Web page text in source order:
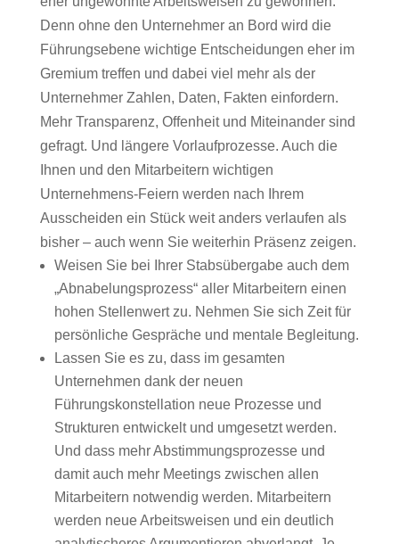
Denn ohne den Unternehmer an Bord wird die
Führungsebene wichtige Entscheidungen eher im
Gremium treffen und dabei viel mehr als der
Unternehmer Zahlen, Daten, Fakten einfordern.
Mehr Transparenz, Offenheit und Miteinander sind
gefragt. Und längere Vorlaufprozesse. Auch die
Ihnen und den Mitarbeitern wichtigen
Unternehmens-Feiern werden nach Ihrem
Ausscheiden ein Stück weit anders verlaufen als
bisher – auch wenn Sie weiterhin Präsenz zeigen.
Weisen Sie bei Ihrer Stabsübergabe auch dem
„Abnabelungsprozess“ aller Mitarbeitern einen
hohen Stellenwert zu. Nehmen Sie sich Zeit für
persönliche Gespräche und mentale Begleitung.
Lassen Sie es zu, dass im gesamten
Unternehmen dank der neuen
Führungskonstellation neue Prozesse und
Strukturen entwickelt und umgesetzt werden.
Und dass mehr Abstimmungsprozesse und
damit auch mehr Meetings zwischen allen
Mitarbeitern notwendig werden. Mitarbeitern
werden neue Arbeitsweisen und ein deutlich